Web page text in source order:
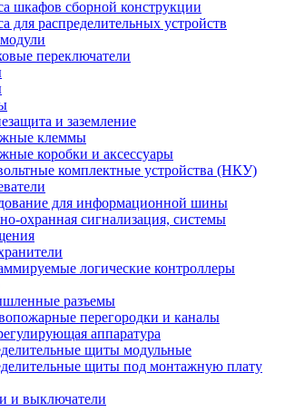
шкафов сборной конструкции
для распределительных устройств
переключатели
и заземление
клеммы
коробки и аксессуары
комплектные устройства (НКУ)
для информационной шины
охранная сигнализация, системы
логические контроллеры
разъемы
перегородки и каналы
аппаратура
щиты модульные
щиты под монтажную плату
и выключатели